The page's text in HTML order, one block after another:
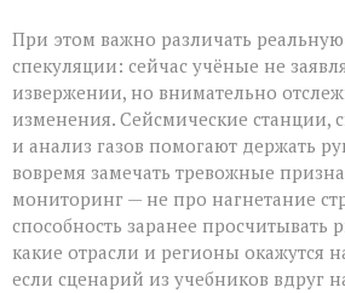
При этом важно различать реальную
спекуляции: сейчас учёные не
извержении, но внимательно
изменения. Сейсмические станции,
и анализ газов помогают держать
вовремя замечать тревожные
мониторинг — не про нагнетание
способность заранее просчитывать
какие отрасли и регионы окажутся
если сценарий из учебников вдруг